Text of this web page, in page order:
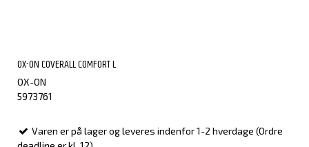
OX-ON COVERALL COMFORT L
OX-ON
5973761
Varen er på lager og leveres indenfor 1-2 hverdage (Ordre